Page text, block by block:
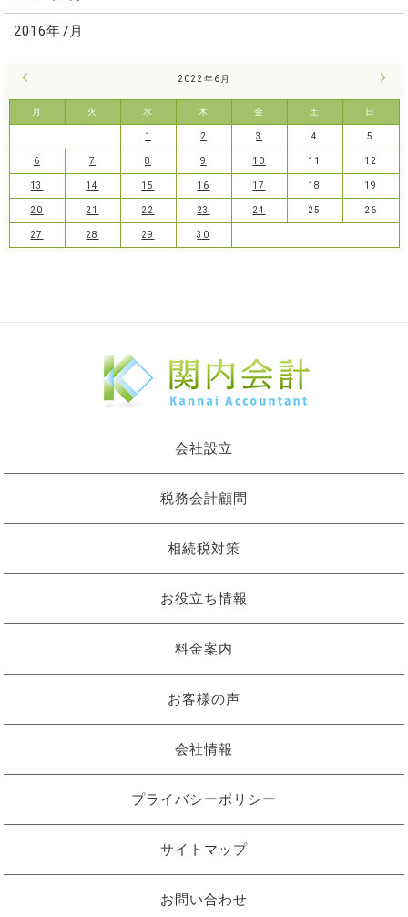
2016年7月
2022年6月
月 火 水 木 金 土 日
7月
1 2 3 4 5
6 7 8 9 10 11 12
13 14 15 16 17 18 19
20 21 22 23 24 25 26
27 28 29 30
会社設立
税務会計顧問
相続税対策
お役立ち情報
料金案内
お客様の声
会社情報
プライバシーポリシー
サイトマップ
お問い合わせ